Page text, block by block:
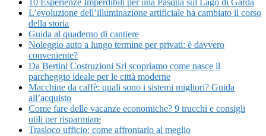
10 Esperienze Imperdibili per una Pasqua sul Lago di Garda
L’evoluzione dell’illuminazione artificiale ha cambiato il corso
della storia
Guida al quaderno di cantiere
Noleggio auto a lungo termine per privati: è davvero
conveniente?
Da Bertini Costruzioni Srl scopriamo come nasce il
parcheggio ideale per le città moderne
Macchine da caffè: quali sono i sistemi migliori? Guida
all’acquisto
Come fare delle vacanze economiche? 9 trucchi e consigli
utili per risparmiare
Trasloco ufficio: come affrontarlo al meglio